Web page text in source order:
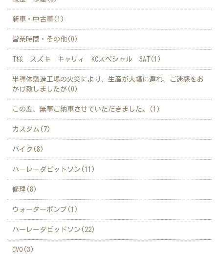
新車・中古車(1)
営業時間・その他(0)
T様 スズキ キャリィ KCスペシャル 3AT(1)
半導体製造工場の火災により、生産が大幅に遅れ、ご迷惑をお
かけ致しましたが(0)
この度、無事ご納車させていただきました。(1)
カスタム(7)
バイク(8)
ハーレーダビットソン(11)
修理(8)
ウォーターポンプ(1)
ハーレーダビッドソン(22)
CVO(3)